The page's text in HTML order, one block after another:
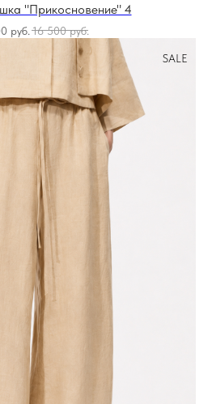
"Прикосновение" 4
руб. 16 500 руб.
SALE